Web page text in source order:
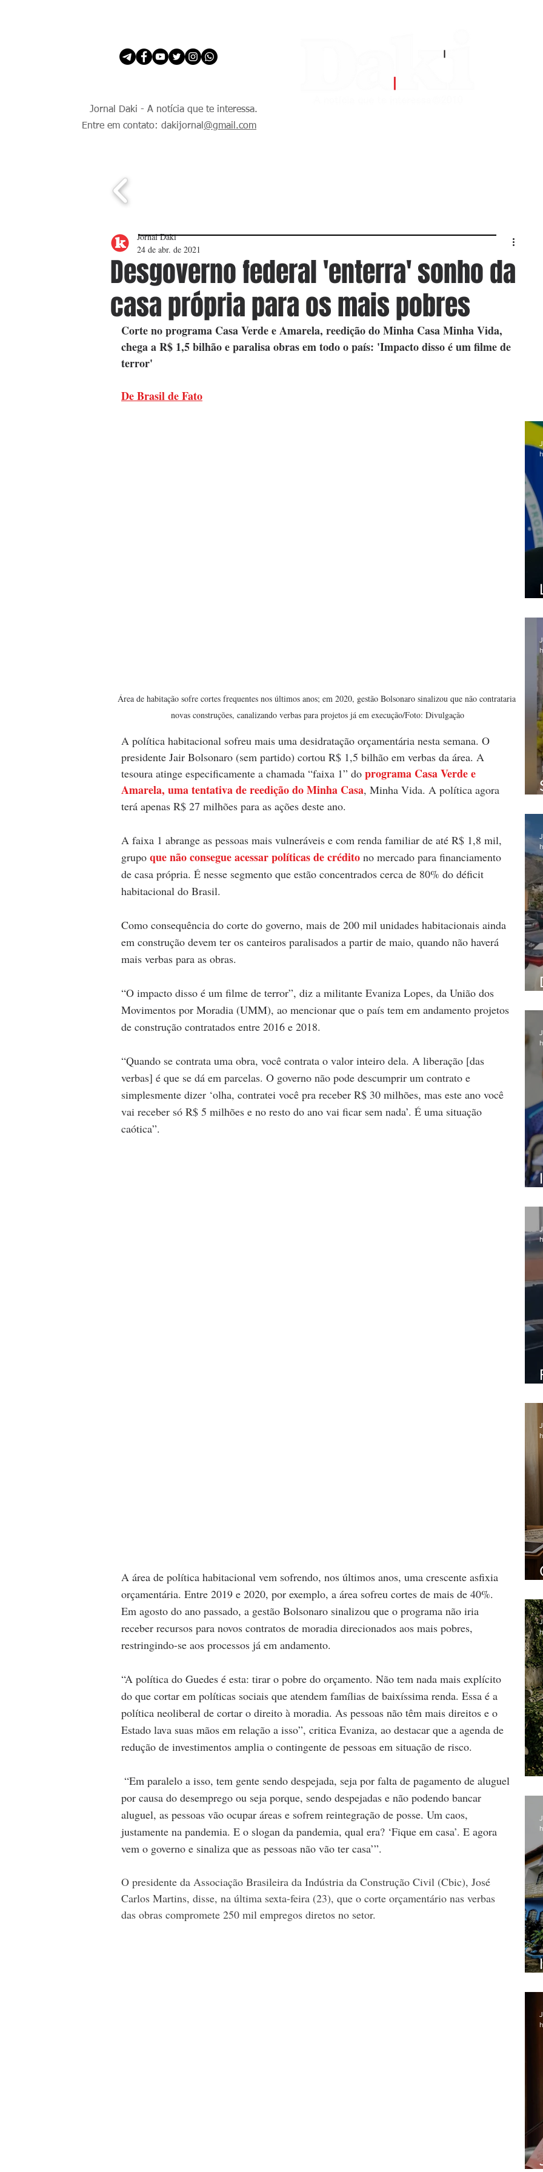
Jornal Daki - A notícia que te interessa.
Entre em contato: dakijornal @gmail.com
Desgoverno federal 'enterra' sonho da
casa própria para os mais pobres
Jornal Daki
24 de abr. de 2021
Corte no programa Casa Verde e Amarela, reedição do Minha Casa Minha Vida,
chega a R$ 1,5 bilhão e paralisa obras em todo o país: 'Impacto disso é um filme de
terror'
De Brasil de Fato
Área de habitação sofre cortes frequentes nos últimos anos; em 2020, gestão Bolsonaro sinalizou que não contrataria
novas construções, canalizando verbas para projetos já em execução/Foto: Divulgação
A política habitacional sofreu mais uma desidratação orçamentária nesta semana. O
presidente Jair Bolsonaro (sem partido) cortou R$ 1,5 bilhão em verbas da área. A
tesoura atinge especificamente a chamada “faixa 1” do programa Casa Verde e
Amarela, uma tentativa de reedição do Minha Casa, Minha Vida. A política agora
terá apenas R$ 27 milhões para as ações deste ano.
A faixa 1 abrange as pessoas mais vulneráveis e com renda familiar de até R$ 1,8 mil,
grupo que não consegue acessar políticas de crédito no mercado para financiamento
de casa própria. É nesse segmento que estão concentrados cerca de 80% do déficit
habitacional do Brasil.
Como consequência do corte do governo, mais de 200 mil unidades habitacionais ainda
em construção devem ter os canteiros paralisados a partir de maio, quando não haverá
mais verbas para as obras.
“O impacto disso é um filme de terror”, diz a militante Evaniza Lopes, da União dos
Movimentos por Moradia (UMM), ao mencionar que o país tem em andamento projetos
de construção contratados entre 2016 e 2018.
“Quando se contrata uma obra, você contrata o valor inteiro dela. A liberação [das
verbas] é que se dá em parcelas. O governo não pode descumprir um contrato e
simplesmente dizer ‘olha, contratei você pra receber R$ 30 milhões, mas este ano você
vai receber só R$ 5 milhões e no resto do ano vai ficar sem nada’. É uma situação
caótica”.
A área de política habitacional vem sofrendo, nos últimos anos, uma crescente asfixia
orçamentária. Entre 2019 e 2020, por exemplo, a área sofreu cortes de mais de 40%.
Em agosto do ano passado, a gestão Bolsonaro sinalizou que o programa não iria
receber recursos para novos contratos de moradia direcionados aos mais pobres,
restringindo-se aos processos já em andamento.
“A política do Guedes é esta: tirar o pobre do orçamento. Não tem nada mais explícito
do que cortar em políticas sociais que atendem famílias de baixíssima renda. Essa é a
política neoliberal de cortar o direito à moradia. As pessoas não têm mais direitos e o
Estado lava suas mãos em relação a isso”, critica Evaniza, ao destacar que a agenda de
redução de investimentos amplia o contingente de pessoas em situação de risco.
por causa do desemprego ou seja porque, sendo despejadas e não podendo bancar
aluguel, as pessoas vão ocupar áreas e sofrem reintegração de posse. Um caos,
justamente na pandemia. E o slogan da pandemia, qual era? ‘Fique em casa’. E agora
vem o governo e sinaliza que as pessoas não vão ter casa’”.
O presidente da Associação Brasileira da Indústria da Construção Civil (Cbic), José
Carlos Martins, disse, na última sexta-feira (23), que o corte orçamentário nas verbas
das obras compromete 250 mil empregos diretos no setor.